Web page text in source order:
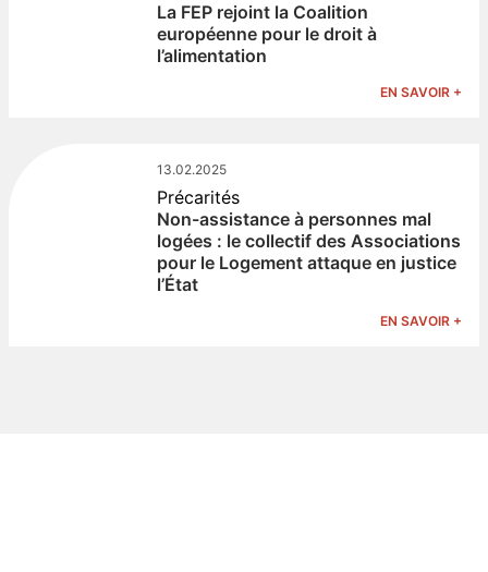
La FEP rejoint la Coalition
européenne pour le droit à
l’alimentation
EN SAVOIR +
13.02.2025
Précarités
Non-assistance à personnes mal
logées : le collectif des Associations
pour le Logement attaque en justice
l’État
EN SAVOIR +